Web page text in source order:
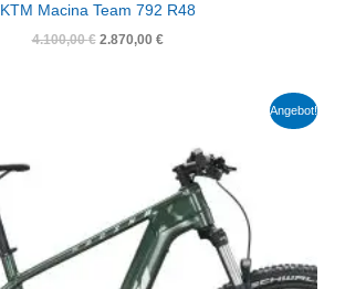
KTM Macina Team 792 R48
4.100,00€ 2.870,00 €
Angebot!
2.800,00 €.